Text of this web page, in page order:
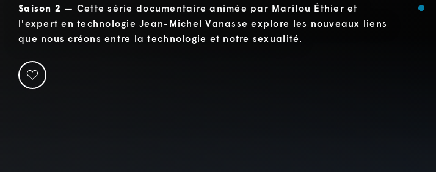
Saison 2 — Cette série documentaire animée par Marilou Éthier et
l'expert en technologie Jean-Michel Vanasse explore les nouveaux liens
que nous créons entre la technologie et notre sexualité.